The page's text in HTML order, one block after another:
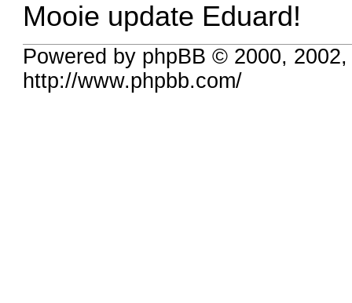
Mooie update Eduard!
Powered by phpBB © 2000,
http://www.phpbb.com/